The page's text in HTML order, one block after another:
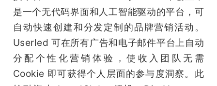
是一个无代码界面和人工智能驱动的平台，可
自动快速创建和分发定制的品牌营销活动。
Userled 可在所有广告和电子邮件平台上自动
分配个性化营销体验，使收入团队无需
Cookie 即可获得个人层面的参与度洞察。此